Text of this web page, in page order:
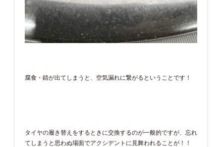
腐食・錆が出てしまうと、空気漏れに繋がるということです！
タイヤの履き替えをするときに交換するのが一般的ですが、忘れ
てしまうと思わぬ場面でアクシデントに見舞われることが！！